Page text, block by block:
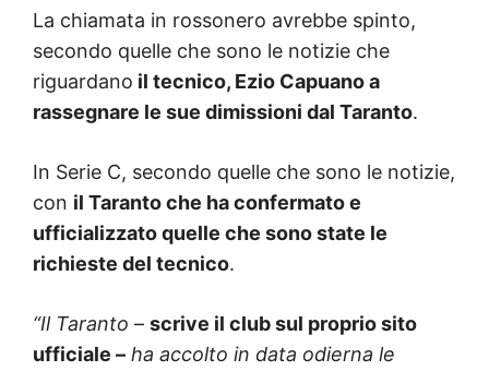
La chiamata in rossonero avrebbe spinto,
secondo quelle che sono le notizie che
riguardano il tecnico, Ezio Capuano a
rassegnare le sue dimissioni dal Taranto.
In Serie C, secondo quelle che sono le notizie,
con il Taranto che ha confermato e
ufficializzato quelle che sono state le
richieste del tecnico.
“Il Taranto – scrive il club sul proprio sito
ufficiale – ha accolto in data odierna le